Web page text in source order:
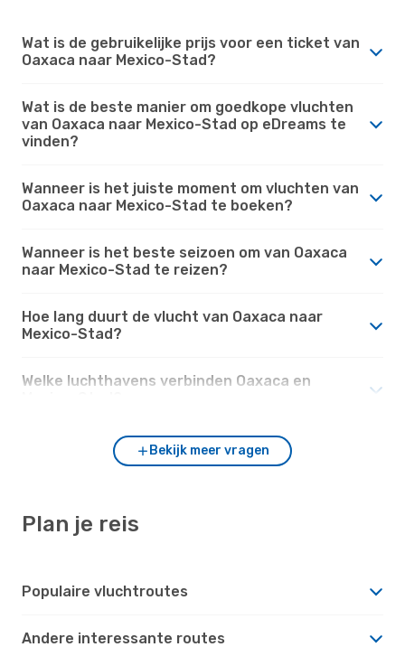
Wat is de gebruikelijke prijs voor een ticket van
Oaxaca naar Mexico-Stad?
Wat is de beste manier om goedkope vluchten
van Oaxaca naar Mexico-Stad op eDreams te
vinden?
Wanneer is het juiste moment om vluchten van
Oaxaca naar Mexico-Stad te boeken?
Wanneer is het beste seizoen om van Oaxaca
naar Mexico-Stad te reizen?
Hoe lang duurt de vlucht van Oaxaca naar
Mexico-Stad?
Welke luchthavens verbinden Oaxaca en
Bekijk meer vragen
Plan je reis
Populaire vluchtroutes
Andere interessante routes